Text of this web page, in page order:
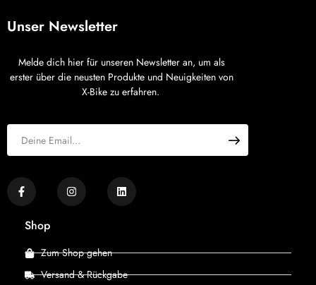
Unser Newsletter
Melde dich hier für unseren Newsletter an, um als
erster über die neusten Produkte und Neuigkeiten von
X-Bike zu erfahren.
Shop
Zum Shop gehen
Versand & Rückgabe